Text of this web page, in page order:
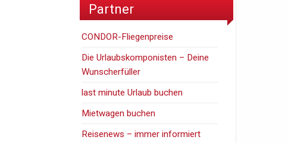
Partner
CONDOR-Fliegenpreise
Die Urlaubskomponisten – Deine
Wunscherfüller
last minute Urlaub buchen
Mietwagen buchen
Reisenews – immer informiert